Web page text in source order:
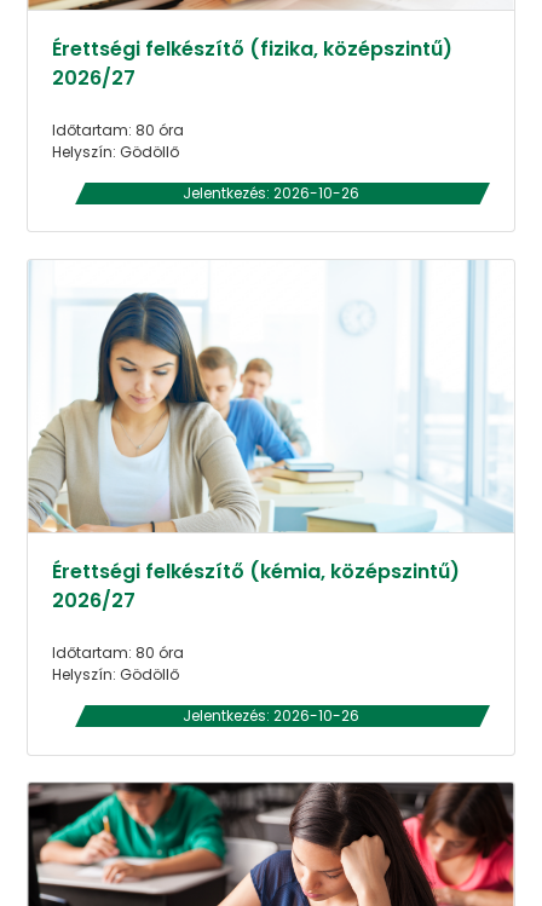
Érettségi felkészítő (fizika, középszintű)
2026/27
Időtartam: 80 óra
Helyszín: Gödöllő
Jelentkezés: 2026-10-26
Érettségi felkészítő (kémia, középszintű)
2026/27
Időtartam: 80 óra
Helyszín: Gödöllő
Jelentkezés: 2026-10-26